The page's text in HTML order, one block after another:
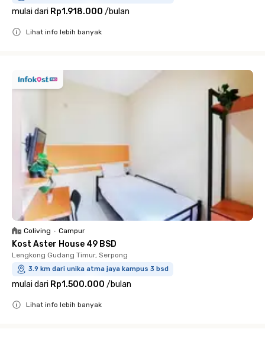
mulai dari Rp1.918.000 /bulan
Lihat info lebih banyak
Coliving • Campur
Kost Aster House 49 BSD
Lengkong Gudang Timur, Serpong
3.9 km dari unika atma jaya kampus 3 bsd
mulai dari Rp1.500.000 /bulan
Lihat info lebih banyak